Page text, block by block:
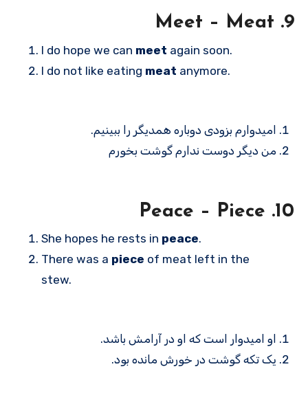
9. Meet – Meat
I do hope we can meet again soon.
I do not like eating meat anymore.
امیدوارم بزودی دوباره همدیگر را ببینیم.
من دیگر دوست ندارم گوشت بخورم
10. Peace – Piece
She hopes he rests in peace.
There was a piece of meat left in the
stew.
او امیدوار است که او در آرامش باشد.
یک تکه گوشت در خورش مانده بود.